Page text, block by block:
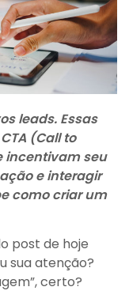
leads. Essas
(Call to
incentivam seu
e interagir
como criar um
post de hoje
sua atenção?
certo?